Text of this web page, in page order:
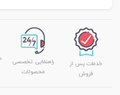
خدمات پس از
فروش
راهنمایی تخصصی
محصولات